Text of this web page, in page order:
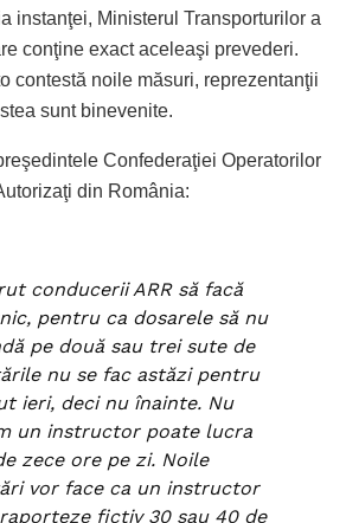
instanţei, Ministerul Transporturilor a
conţine exact aceleaşi prevederi.
contestă noile măsuri, reprezentanţii
sunt binevenite.
Confederaţiei Operatorilor
din România:
conducerii ARR să facă
pentru ca dosarele să nu
pe două sau trei sute de
nu se fac astăzi pentru
ieri, deci nu înainte. Nu
un instructor poate lucra
zece ore pe zi. Noile
vor face ca un instructor
fictiv 30 sau 40 de